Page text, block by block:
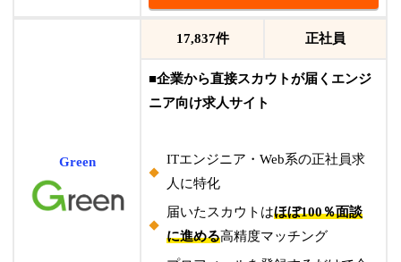
Green
17,837件 正社員
■企業から直接スカウトが届くエンジ
ニア向け求人サイト
ITエンジニア・Web系の正社員求
人に特化
届いたスカウトはほぼ100％面談
に進める高精度マッチング